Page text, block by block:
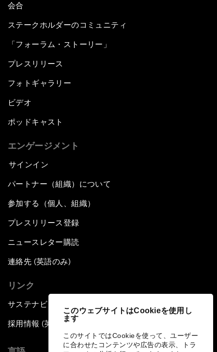
このウェブサイトはCookieを使用し
ます
このサイトではCookieを使って、ユーザー
に合わせたコンテンツや広告の表示、トラ
会合
ステークホルダーのコミュニティ
「フォーラム・ストーリー」
プレスリリース
フォトギャラリー
ビデオ
ポッドキャスト
エンゲージメント
サインイン
パートナー（組織）について
参加する（個人、組織）
プレスリリース登録
ニュースレター購読
連絡先 (英語のみ)
リンク
サステナビリティへの取り組み
採用情報 (英語のみ)